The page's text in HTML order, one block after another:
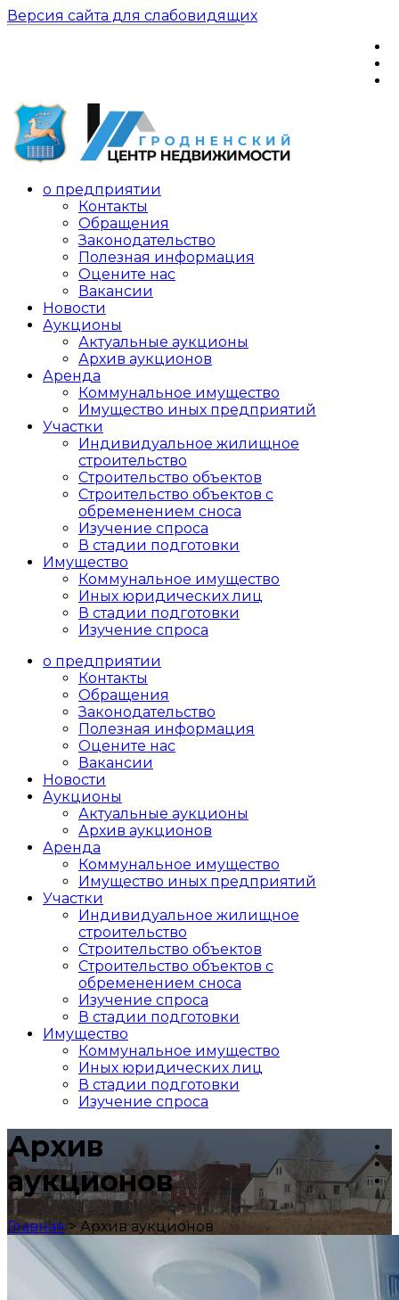
Версия сайта для слабовидящих
о предприятии
Контакты
Обращения
Законодательство
Полезная информация
Оцените нас
Вакансии
Новости
Аукционы
Актуальные аукционы
Архив аукционов
Аренда
Коммунальное имущество
Имущество иных предприятий
Участки
Индивидуальное жилищное
строительство
Строительство объектов
Cтроительство объектов с
обременением сноса
Изучение спроса
В стадии подготовки
Имущество
Коммунальное имущество
Иных юридических лиц
В стадии подготовки
Изучение спроса
о предприятии
Контакты
Обращения
Законодательство
Полезная информация
Оцените нас
Вакансии
Новости
Аукционы
Актуальные аукционы
Архив аукционов
Аренда
Коммунальное имущество
Имущество иных предприятий
Участки
Индивидуальное жилищное
строительство
Строительство объектов
Cтроительство объектов с
обременением сноса
Изучение спроса
В стадии подготовки
Имущество
Коммунальное имущество
Иных юридических лиц
В стадии подготовки
Изучение спроса
Архив
аукционов
Главная >Архив аукционов